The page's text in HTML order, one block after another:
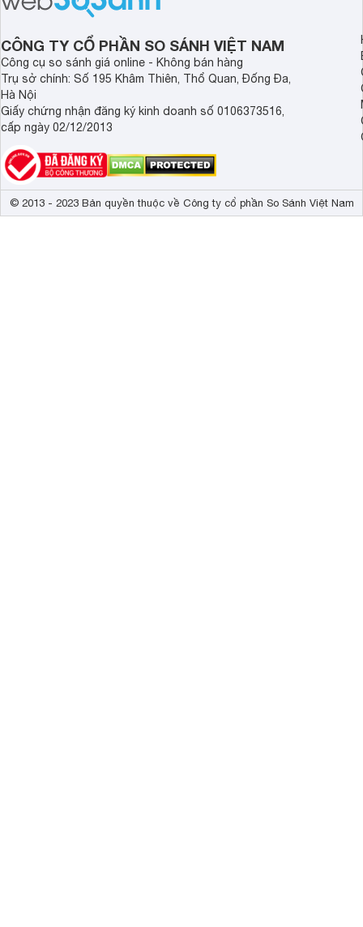
CÔNG TY CỔ PHẦN SO SÁNH VIỆT NAM
Công cụ so sánh giá online - Không bán hàng
Trụ sở chính: Số 195 Khâm Thiên, Thổ Quan, Đống Đa,
Hà Nội
Giấy chứng nhận đăng ký kinh doanh số 0106373516,
cấp ngày 02/12/2013
© 2013 - 2023 Bản quyền thuộc về Công ty cổ phần So Sánh Việt Nam